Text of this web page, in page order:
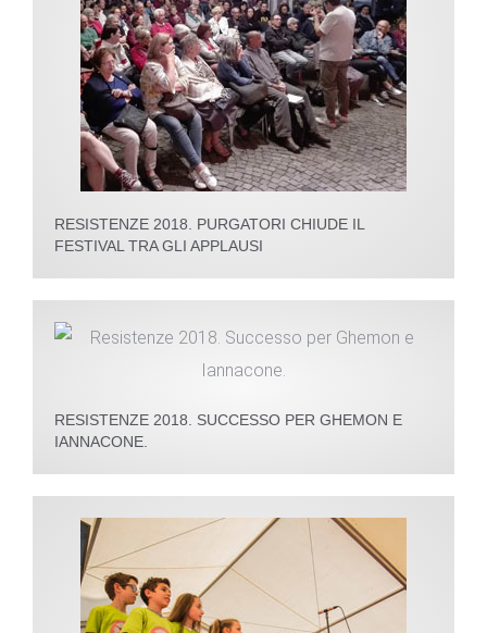
RESISTENZE 2018. PURGATORI CHIUDE IL
FESTIVAL TRA GLI APPLAUSI
RESISTENZE 2018. SUCCESSO PER GHEMON E
IANNACONE.